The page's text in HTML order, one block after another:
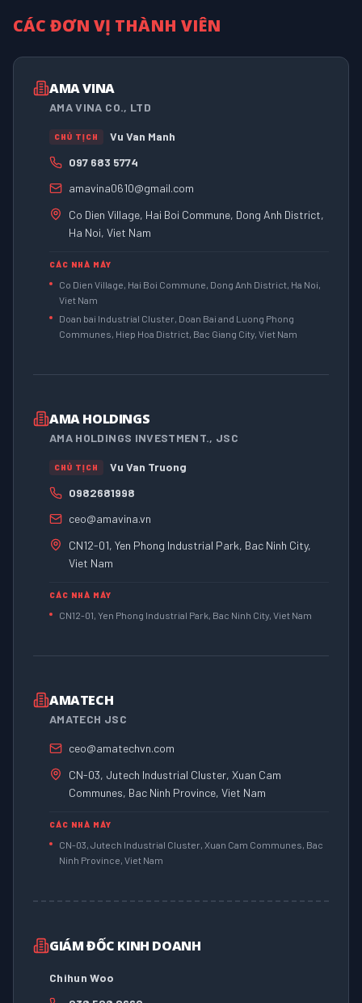
CÁC ĐƠN VỊ THÀNH VIÊN
AMA VINA
AMA VINA CO., LTD
CHỦ TỊCH
Vu Van Manh
097 683 5774
amavina0610@gmail.com
Co Dien Village, Hai Boi Commune, Dong Anh District,
Ha Noi, Viet Nam
CÁC NHÀ MÁY
Co Dien Village, Hai Boi Commune, Dong Anh District, Ha Noi,
Viet Nam
Doan bai Industrial Cluster, Doan Bai and Luong Phong
Communes, Hiep Hoa District, Bac Giang City, Viet Nam
AMA HOLDINGS
AMA HOLDINGS INVESTMENT., JSC
CHỦ TỊCH
Vu Van Truong
0982681998
ceo@amavina.vn
CN12-01, Yen Phong Industrial Park, Bac Ninh City,
Viet Nam
CÁC NHÀ MÁY
CN12-01, Yen Phong Industrial Park, Bac Ninh City, Viet Nam
AMATECH
AMATECH JSC
ceo@amatechvn.com
CN-03, Jutech Industrial Cluster, Xuan Cam
Communes, Bac Ninh Province, Viet Nam
CÁC NHÀ MÁY
CN-03, Jutech Industrial Cluster, Xuan Cam Communes, Bac
Ninh Province, Viet Nam
GIÁM ĐỐC KINH DOANH
Chihun Woo